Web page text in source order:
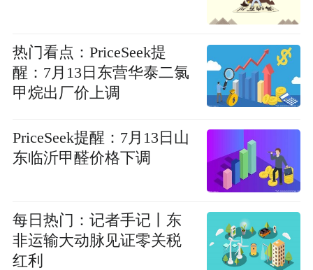
热门看点：PriceSeek提
醒：7月13日东营华泰二氯
甲烷出厂价上调
PriceSeek提醒：7月13日山
东临沂甲醛价格下调
每日热门：记者手记丨东
非运输大动脉见证零关税
红利